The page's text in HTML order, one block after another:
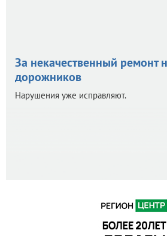
За некачественный ремонт
дорожников
Нарушения уже исправляют.